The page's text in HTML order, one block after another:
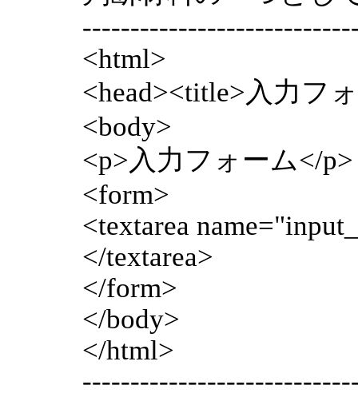
<html>
<head><title>入力フ
<body>
<p>入力フォーム</p>
<form>
<textarea
</textarea>
</form>
</body>
</html>